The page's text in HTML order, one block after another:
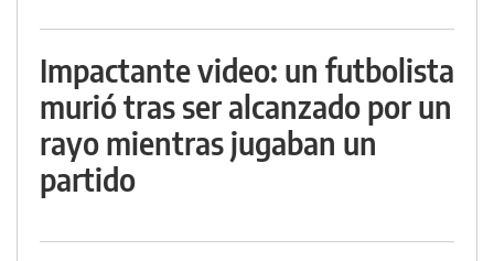
Impactante video: un futbolista
murió tras ser alcanzado por un
rayo mientras jugaban un
partido